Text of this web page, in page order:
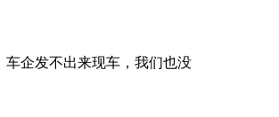
企发不出来现车，我们也没